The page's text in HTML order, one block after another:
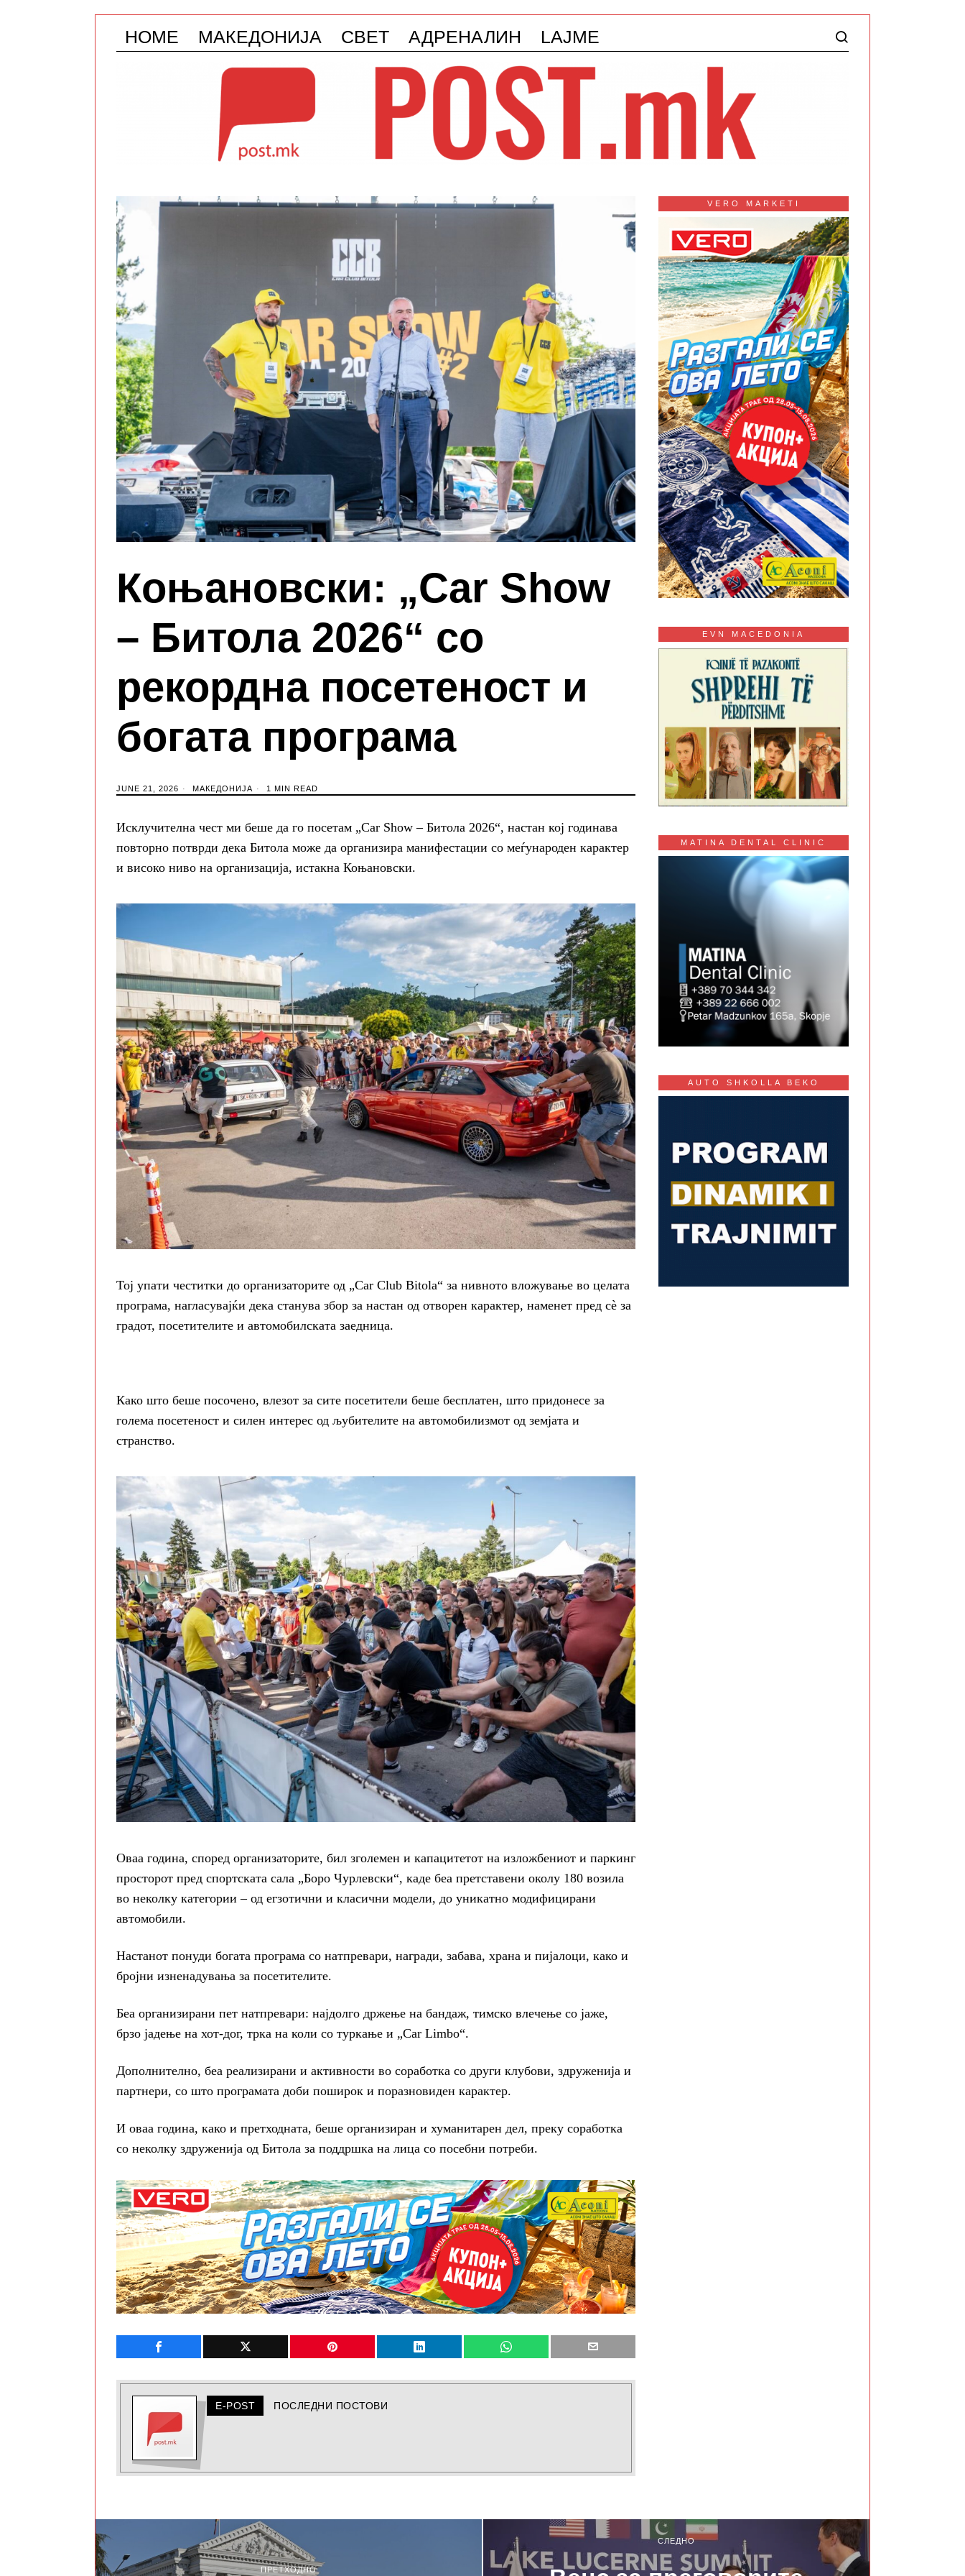
HOME МАКЕДОНИЈА СВЕТ АДРЕНАЛИН LAJME
Коњановски: „Car Show
– Битола 2026“ со
рекордна посетеност и
богата програма
JUNE 21, 2026 МАКЕДОНИЈА 1 MIN READ
Исклучителна чест ми беше да го посетам „Car Show – Битола 2026“, настан кој годинава
повторно потврди дека Битола може да организира манифестации со меѓународен карактер
и високо ниво на организација, истакна Коњановски.
Тој упати честитки до организаторите од „Car Club Bitola“ за нивното вложување во целата
програма, нагласувајќи дека станува збор за настан од отворен карактер, наменет пред сè за
градот, посетителите и автомобилската заедница.
Како што беше посочено, влезот за сите посетители беше бесплатен, што придонесе за
голема посетеност и силен интерес од љубителите на автомобилизмот од земјата и
странство.
Оваа година, според организаторите, бил зголемен и капацитетот на изложбениот и паркинг
просторот пред спортската сала „Боро Чурлевски“, каде беа претставени околу 180 возила
во неколку категории – од егзотични и класични модели, до уникатно модифицирани
автомобили.
Настанот понуди богата програма со натпревари, награди, забава, храна и пијалоци, како и
бројни изненадувања за посетителите.
Беа организирани пет натпревари: најдолго држење на бандаж, тимско влечење со јаже,
брзо јадење на хот-дог, трка на коли со туркање и „Car Limbo“.
Дополнително, беа реализирани и активности во соработка со други клубови, здруженија и
партнери, со што програмата доби поширок и поразновиден карактер.
И оваа година, како и претходната, беше организиран и хуманитарен дел, преку соработка
со неколку здруженија од Битола за поддршка на лица со посебни потреби.
E-POST ПОСЛЕДНИ ПОСТОВИ
VERO MARKETI
EVN MACEDONIA
MATINA DENTAL CLINIC
AUTO SHKOLLA BEKO
ПРЕТХОДНО
СЛЕДНО